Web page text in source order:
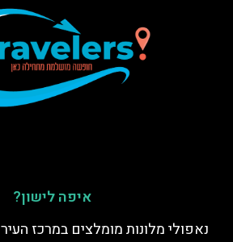
איפה לישון?
נאפולי מלונות מומלצים במרכז העיר